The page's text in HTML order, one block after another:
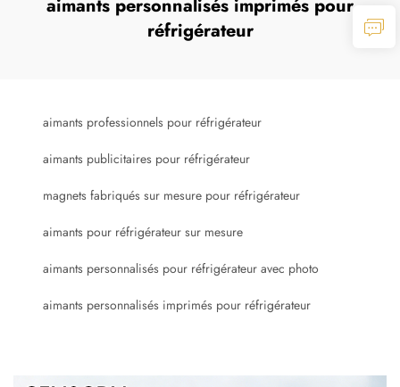
aimants personnalisés imprimés pour
réfrigérateur
aimants professionnels pour réfrigérateur
aimants publicitaires pour réfrigérateur
magnets fabriqués sur mesure pour réfrigérateur
aimants pour réfrigérateur sur mesure
aimants personnalisés pour réfrigérateur avec photo
aimants personnalisés imprimés pour réfrigérateur